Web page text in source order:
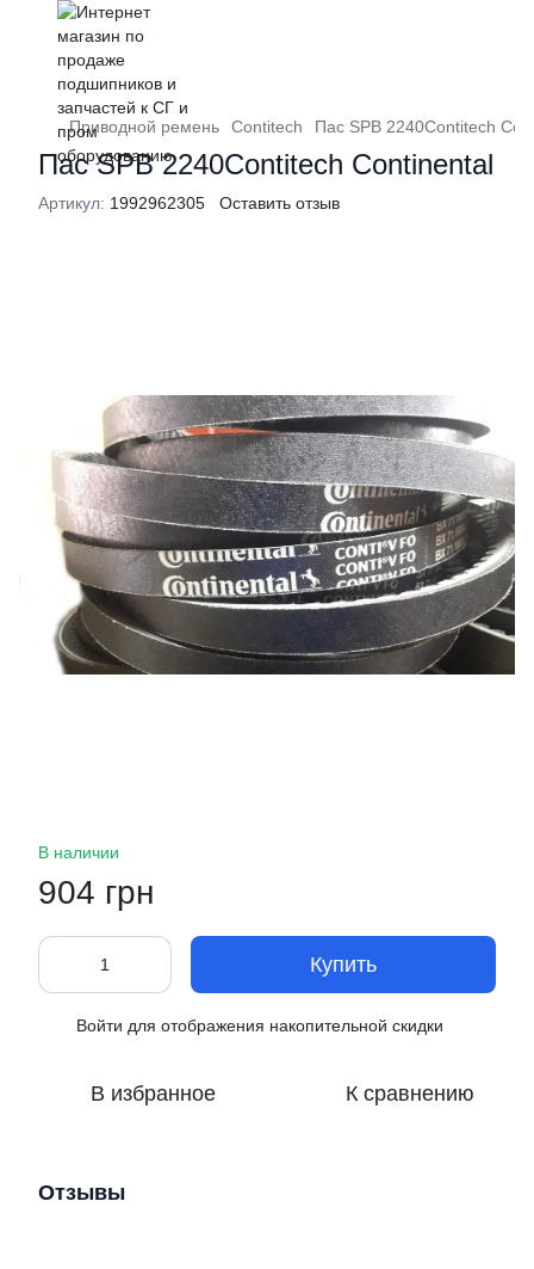
Приводной ремень Contitech Пас SPB 2240Contitech
Пас SPB 2240Contitech Continental
Артикул: 1992962305 Оставить отзыв
В наличии
904 грн
Купить
Войти для отображения накопительной скидки
В избранное К сравнению
Отзывы